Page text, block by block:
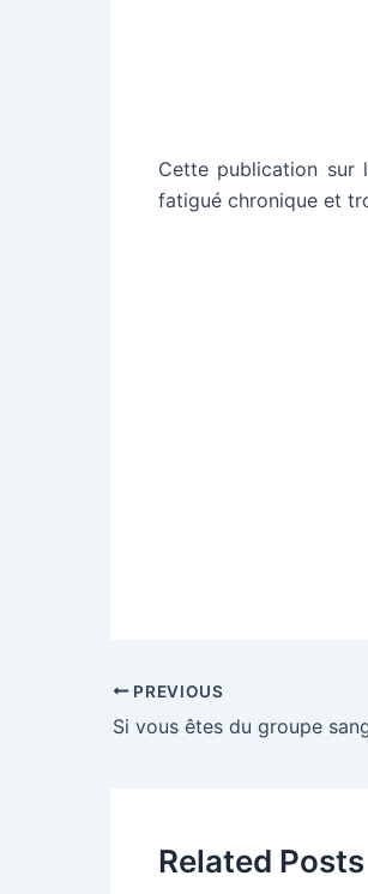
Cette publication sur
fatigué chronique et
Post
navigation
PREVIOUS
Related Posts